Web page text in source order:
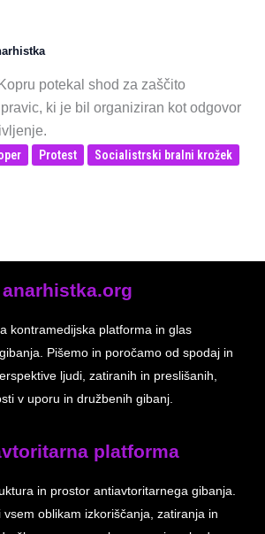
potekal shod za zaščito
ki je bil organiziran kot odgovor
Protest Socialistrski bralni krožek
anarhistka.org
kontramedijska platforma in glas
Pišemo in poročamo od spodaj in
ljudi, zatiranih in preslišanih,
v uporu in družbenih gibanj.
platforma
in prostor antiavtoritarnega gibanja.
vsem oblikam izkoriščanja, zatiranja in